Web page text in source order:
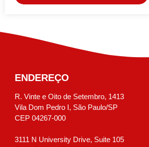
ENDEREÇO
R. Vinte e Oito de Setembro, 1413
Vila Dom Pedro I, São Paulo/SP
CEP 04267-000
3111 N University Drive, Suite 105